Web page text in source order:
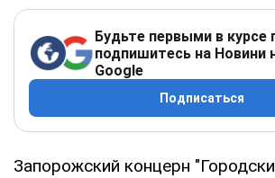
Будьте первыми в курсе
подпишитесь на Новини
Google
Подписаться
Запорожский концерн